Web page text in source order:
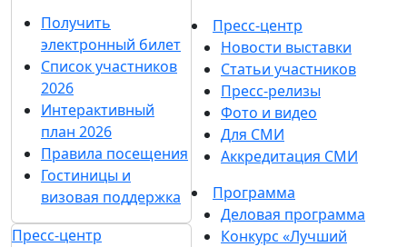
Получить
электронный билет
Список участников
2026
Интерактивный
план 2026
Правила посещения
Гостиницы и
визовая поддержка
Пресс-центр
Пресс-центр
Новости выставки
Статьи участников
Пресс-релизы
Фото и видео
Для СМИ
Аккредитация СМИ
Программа
Деловая программа
Конкурс «Лучший